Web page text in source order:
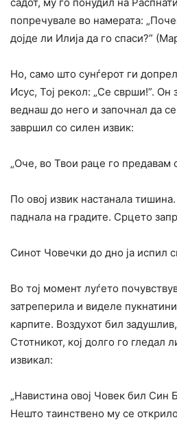
попречувале во намерата:
дојде ли Илија да го спаси?”
Ho, само што сунѓерот ги
Исус, Тој рекол: „Се сврши!”. Он
веднаш до него и започнал да
завршил co силен извик:
„Оче, во Твои раце го предавам
По овој извик настанала
паднала на градите. Срцето
Синот Човечки до дно ја испил
Bo тој момент луѓето
затреперила и виделе
карпите. Воздухот бил
Стотникот, кој долго го гледал
извикал:
„Навистина овој Човек бил Син
Нешто таинствено му се